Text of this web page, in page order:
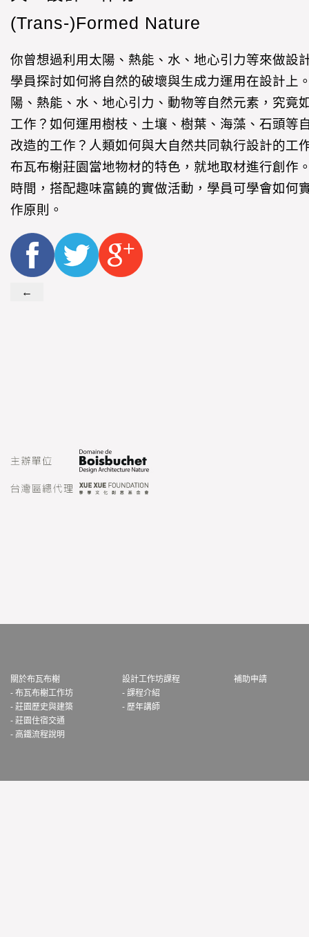
(Trans-)Formed Nature
你曾想過利用太陽、熱能、水、地心引力等來做設
學員探討如何將自然的破壞與生成力運用在設計上
陽、熱能、水、地心引力、動物等自然元素，究竟
工作？如何運用樹枝、土壤、樹葉、海藻、石頭等
改造的工作？人類如何與大自然共同執行設計的工
布瓦布榭莊園當地物材的特色，就地取材進行創作
時間，搭配趣味富饒的實做活動，學員可學會如何
作原則。
←
關於布瓦布榭
- 布瓦布榭工作坊
- 莊園歷史與建築
- 莊園住宿交通
- 高鐵流程說明
設計工作坊課程
- 課程介紹
- 歷年講師
補助申請